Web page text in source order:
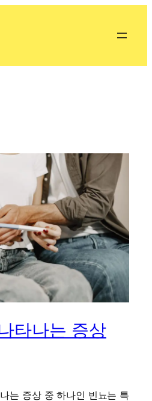
타나는 증상
는 증상 중 하나인 빈뇨는 특